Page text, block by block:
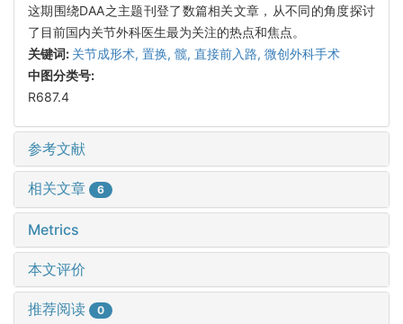
这期围绕DAA之主题刊登了数篇相关文章，从不同的角度探讨
了目前国内关节外科医生最为关注的热点和焦点。
关键词: 关节成形术, 置换, 髋, 直接前入路, 微创外科手术
中图分类号:
R687.4
参考文献
相关文章 6
Metrics
本文评价
推荐阅读 0